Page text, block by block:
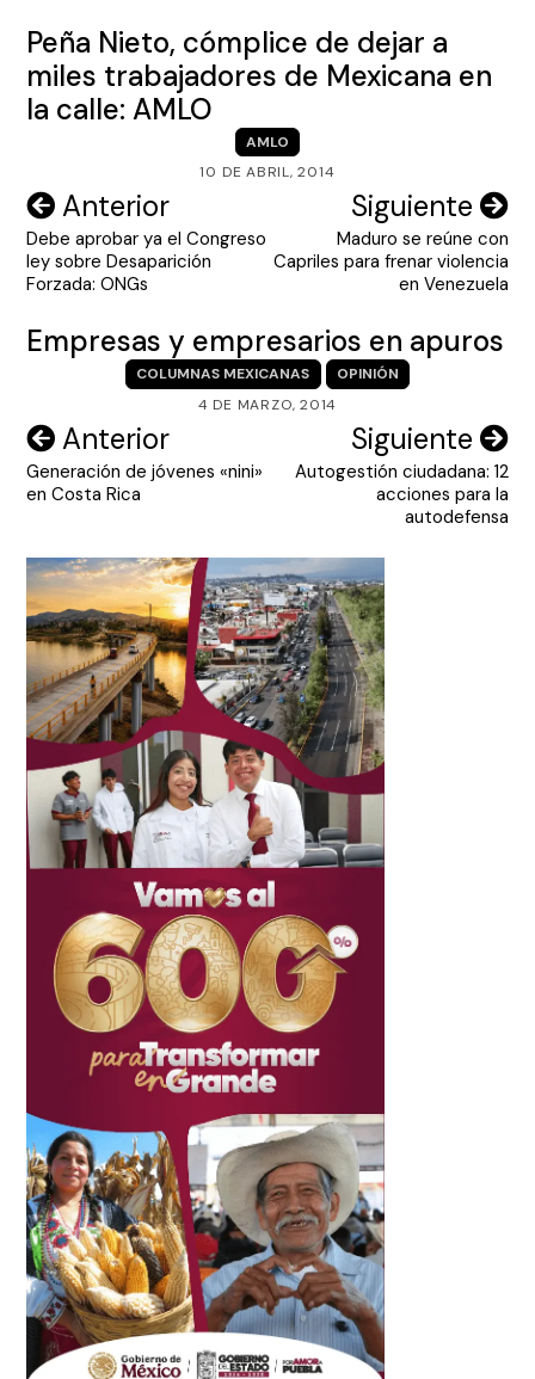
Peña Nieto, cómplice de dejar a
miles trabajadores de Mexicana en
la calle: AMLO
AMLO
10 DE ABRIL, 2014
Navegación
de
entradas
Anterior
Debe aprobar ya el Congreso
ley sobre Desaparición
Forzada: ONGs
Siguiente
Maduro se reúne con
Capriles para frenar violencia
en Venezuela
Empresas y empresarios en apuros
COLUMNAS MEXICANAS
OPINIÓN
4 DE MARZO, 2014
Navegación
de
Anterior
Generación de jóvenes «nini»
en Costa Rica
Siguiente
Autogestión ciudadana: 12
acciones para la
autodefensa